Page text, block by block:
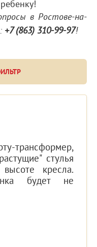
в Ростове-на-
+7 (863) 310-99-97!
трансформер,
стулья
кресла.
будет не